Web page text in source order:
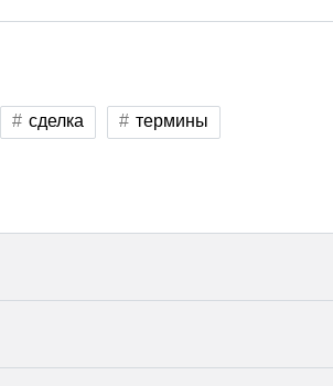
сделка термины